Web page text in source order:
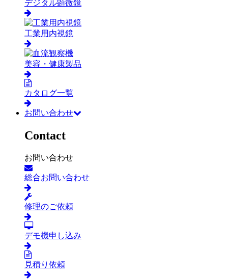
デジタル顕微鏡
工業用内視鏡
美容・健康製品
カタログ一覧
お問い合わせ
Contact
お問い合わせ
総合お問い合わせ
修理のご依頼
デモ機申し込み
見積り依頼